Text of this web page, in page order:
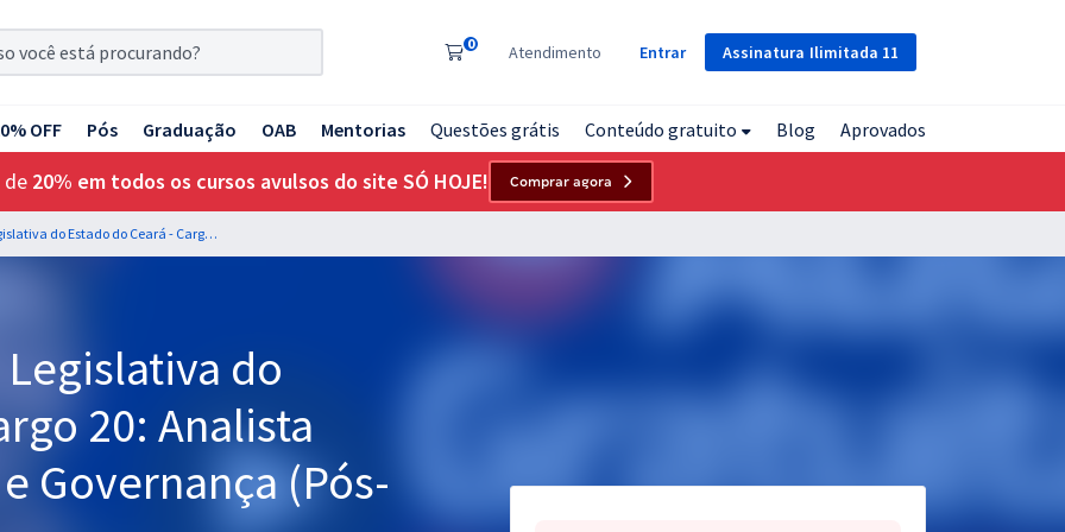
Assinatura Ilimitada 11
0 Atendimento Entrar
OFF Pós Graduação OAB Mentorias Questões grátis Conteúdo gratuito Blog Aprovados
de 20% em todos os cursos avulsos do site SÓ HOJE! Comprar agora
ALECE - Assembleia Legislativa do Estado do Ceará - Cargo 20: Analista Legislativo - Gestão e Governança (Pós-Edital)
Legislativa do
20: Analista
Governança (Pós-